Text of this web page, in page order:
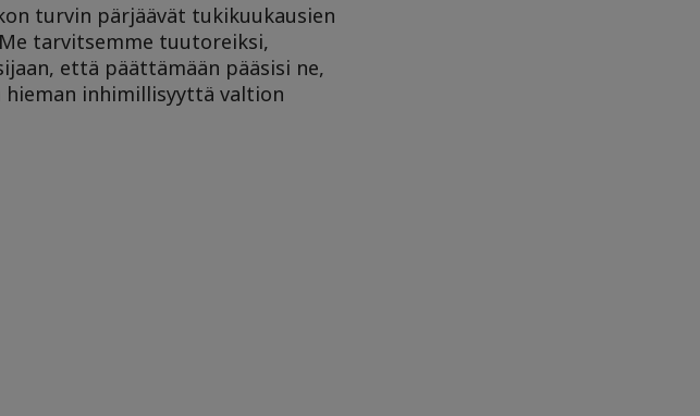
turvin pärjäävät tukikuukausien
tarvitsemme tuutoreiksi,
että päättämään pääsisi ne,
hieman inhimillisyyttä valtion